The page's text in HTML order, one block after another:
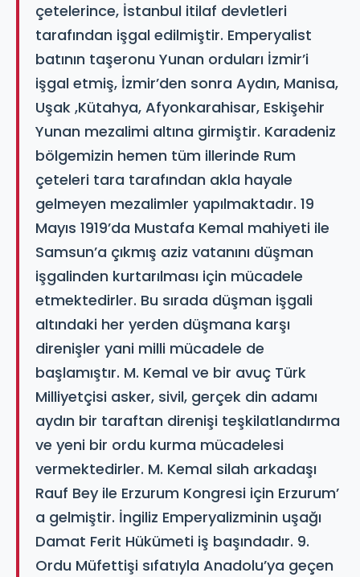
çetelerince, İstanbul itilaf devletleri
tarafından işgal edilmiştir. Emperyalist
batının taşeronu Yunan orduları İzmir’i
işgal etmiş, İzmir’den sonra Aydın, Manisa,
Uşak ,Kütahya, Afyonkarahisar, Eskişehir
Yunan mezalimi altına girmiştir. Karadeniz
bölgemizin hemen tüm illerinde Rum
çeteleri tara tarafından akla hayale
gelmeyen mezalimler yapılmaktadır. 19
Mayıs 1919’da Mustafa Kemal mahiyeti ile
Samsun’a çıkmış aziz vatanını düşman
işgalinden kurtarılması için mücadele
etmektedirler. Bu sırada düşman işgali
altındaki her yerden düşmana karşı
direnişler yani milli mücadele de
başlamıştır. M. Kemal ve bir avuç Türk
Milliyetçisi asker, sivil, gerçek din adamı
aydın bir taraftan direnişi teşkilatlandırma
ve yeni bir ordu kurma mücadelesi
vermektedirler. M. Kemal silah arkadaşı
Rauf Bey ile Erzurum Kongresi için Erzurum’
a gelmiştir. İngiliz Emperyalizminin uşağı
Damat Ferit Hükümeti iş başındadır. 9.
Ordu Müfettişi sıfatıyla Anadolu’ya geçen